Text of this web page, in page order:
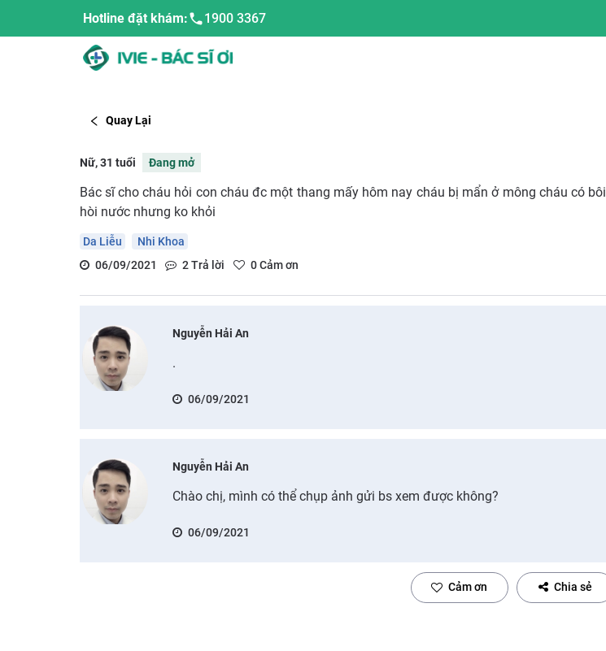
Hotline đặt khám: 1900 3367
Quay Lại
Nữ, 31 tuổi Đang mở
Bác sĩ cho cháu hỏi con cháu đc một thang mấy hôm nay cháu bị mẩn ở mông cháu có bôi
hòi nước nhưng ko khỏi
Da Liễu
Nhi Khoa
06/09/2021
2Trả lời 0Cảm ơn
Nguyễn Hải An
.
06/09/2021
Nguyễn Hải An
Chào chị, mình có thể chụp ảnh gửi bs xem được không?
06/09/2021
Cảm ơn Chia sẻ